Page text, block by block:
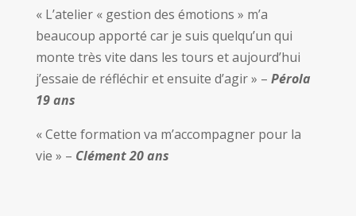
« L’atelier « gestion des émotions » m’a
beaucoup apporté car je suis quelqu’un qui
monte très vite dans les tours et aujourd’hui
j’essaie de réfléchir et ensuite d’agir » – Pérola
19 ans
« Cette formation va m’accompagner pour la
vie » – Clément 20 ans